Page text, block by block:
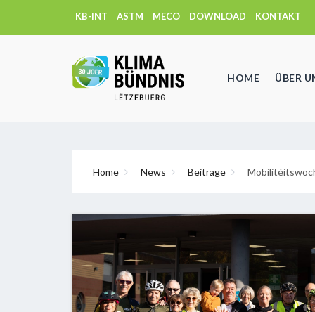
KB-INT ASTM MECO DOWNLOAD KONTAKT
HOME ÜBER
Home News Beiträge